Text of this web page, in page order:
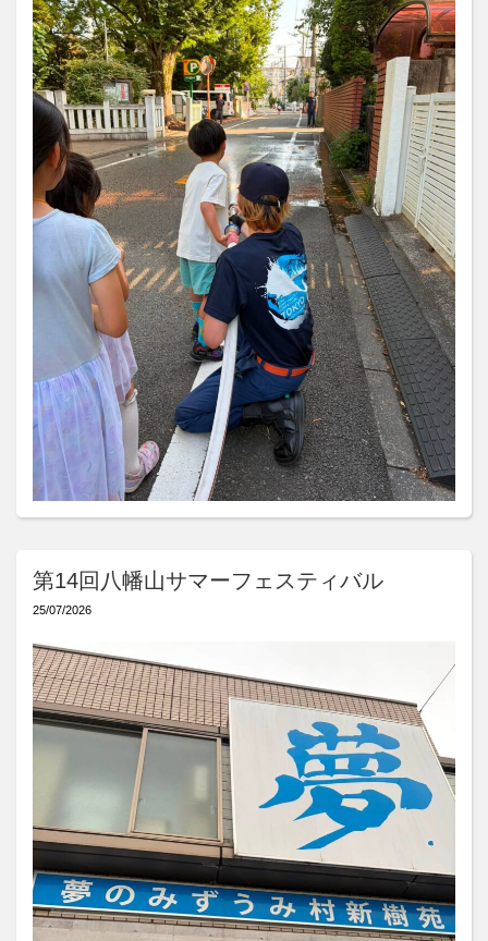
第14回八幡山サマーフェスティバル
25/07/2026